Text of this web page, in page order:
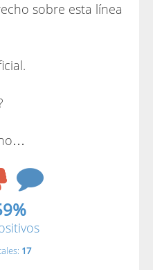
sobre esta línea
17